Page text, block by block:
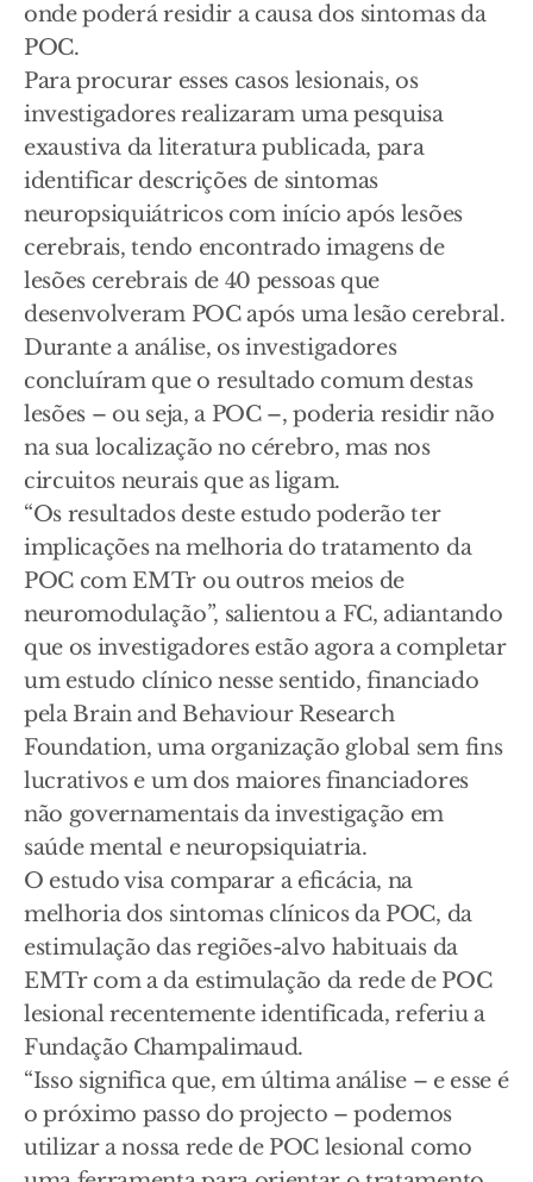
onde poderá residir a causa dos sintomas da
POC.
Para procurar esses casos lesionais, os
investigadores realizaram uma pesquisa
exaustiva da literatura publicada, para
identificar descrições de sintomas
neuropsiquiátricos com início após lesões
cerebrais, tendo encontrado imagens de
lesões cerebrais de 40 pessoas que
desenvolveram POC após uma lesão cerebral.
Durante a análise, os investigadores
concluíram que o resultado comum destas
lesões – ou seja, a POC –, poderia residir não
na sua localização no cérebro, mas nos
circuitos neurais que as ligam.
“Os resultados deste estudo poderão ter
implicações na melhoria do tratamento da
POC com EMTr ou outros meios de
neuromodulação”, salientou a FC, adiantando
que os investigadores estão agora a completar
um estudo clínico nesse sentido, financiado
pela Brain and Behaviour Research
Foundation, uma organização global sem fins
lucrativos e um dos maiores financiadores
não governamentais da investigação em
saúde mental e neuropsiquiatria.
O estudo visa comparar a eficácia, na
melhoria dos sintomas clínicos da POC, da
estimulação das regiões-alvo habituais da
EMTr com a da estimulação da rede de POC
lesional recentemente identificada, referiu a
Fundação Champalimaud.
“Isso significa que, em última análise – e esse é
o próximo passo do projecto – podemos
utilizar a nossa rede de POC lesional como